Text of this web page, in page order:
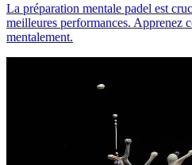
La préparation mentale padel est
meilleures performances. Apprenez
mentalement.